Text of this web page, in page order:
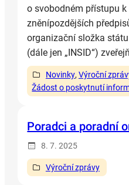
o svobodném přístupu
zněnípozdějších
organizační složka
(dále jen „INSID“)
Novinky, Výroční
Žádost o poskytnutí
Poradci a poradní
8. 7. 2025
Výroční zprávy